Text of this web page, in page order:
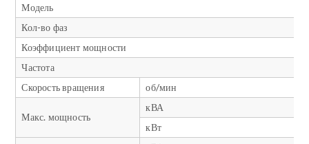
Модель
Кол-во фаз
Коэффициент мощности
Частота
Скорость вращения
об/мин
Макс. мощность
кВА
кВт